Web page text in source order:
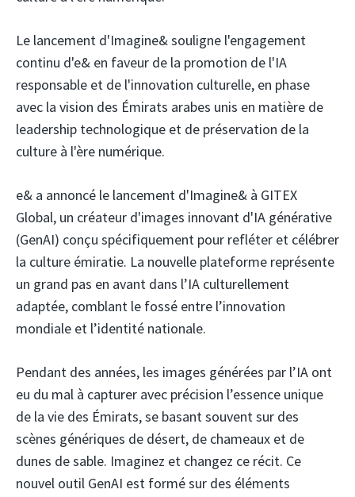
Le lancement d'Imagine& souligne l'engagement
continu d'e& en faveur de la promotion de l'IA
responsable et de l'innovation culturelle, en phase
avec la vision des Émirats arabes unis en matière de
leadership technologique et de préservation de la
culture à l'ère numérique.
e& a annoncé le lancement d'Imagine& à GITEX
Global, un créateur d'images innovant d'IA générative
(GenAI) conçu spécifiquement pour refléter et célébrer
la culture émiratie. La nouvelle plateforme représente
un grand pas en avant dans l’IA culturellement
adaptée, comblant le fossé entre l’innovation
mondiale et l’identité nationale.
Pendant des années, les images générées par l’IA ont
eu du mal à capturer avec précision l’essence unique
de la vie des Émirats, se basant souvent sur des
scènes génériques de désert, de chameaux et de
dunes de sable. Imaginez et changez ce récit. Ce
nouvel outil GenAI est formé sur des éléments